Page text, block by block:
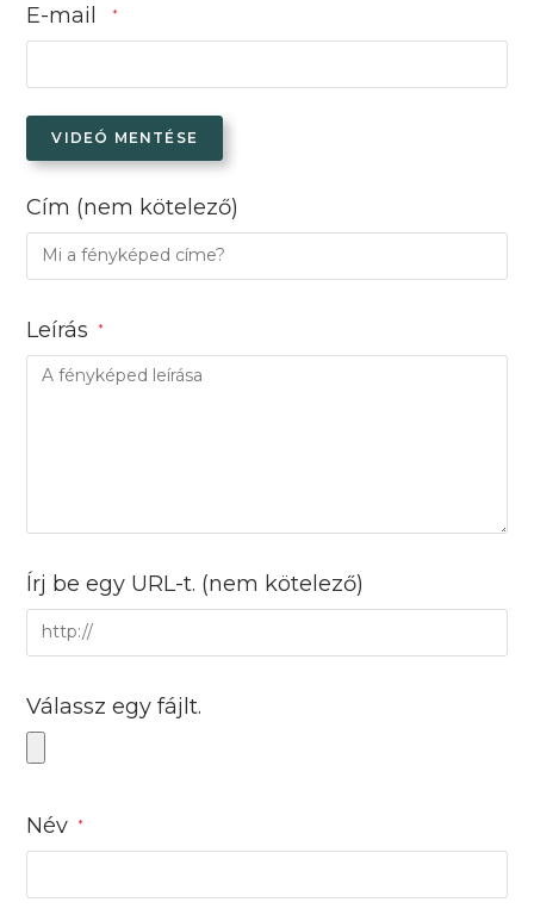
E-mail *
VIDEÓ MENTÉSE
Cím (nem kötelező)
Leírás *
Írj be egy URL-t. (nem kötelező)
Válassz egy fájlt.
Név *